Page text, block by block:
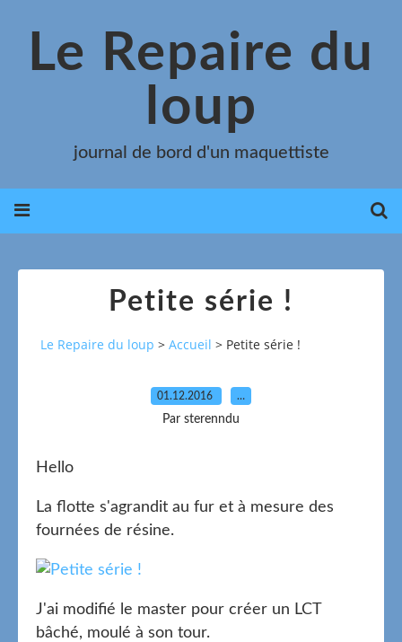
Le Repaire du
loup
journal de bord d'un maquettiste
Petite série !
Le Repaire du loup > Accueil > Petite série !
01.12.2016 …
Par sterenndu
Hello
La flotte s'agrandit au fur et à mesure des
fournées de résine.
J'ai modifié le master pour créer un LCT
bâché, moulé à son tour.